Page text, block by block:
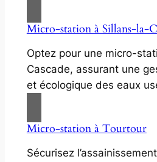
Micro-station à Sillans-la-
Optez pour une micro-
Cascade, assurant une
et écologique des eaux
Micro-station à Tourtour
Sécurisez